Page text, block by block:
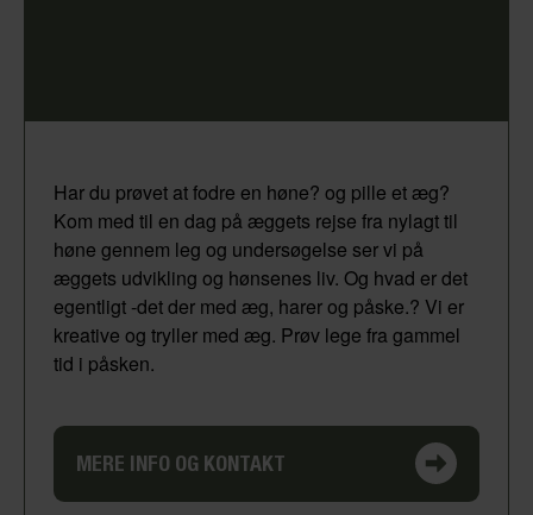
Har du prøvet at fodre en høne? og pille et æg?
Kom med til en dag på æggets rejse fra nylagt til
høne gennem leg og undersøgelse ser vi på
æggets udvikling og hønsenes liv. Og hvad er det
egentligt -det der med æg, harer og påske.? Vi er
kreative og tryller med æg. Prøv lege fra gammel
tid i påsken.
MERE INFO OG KONTAKT